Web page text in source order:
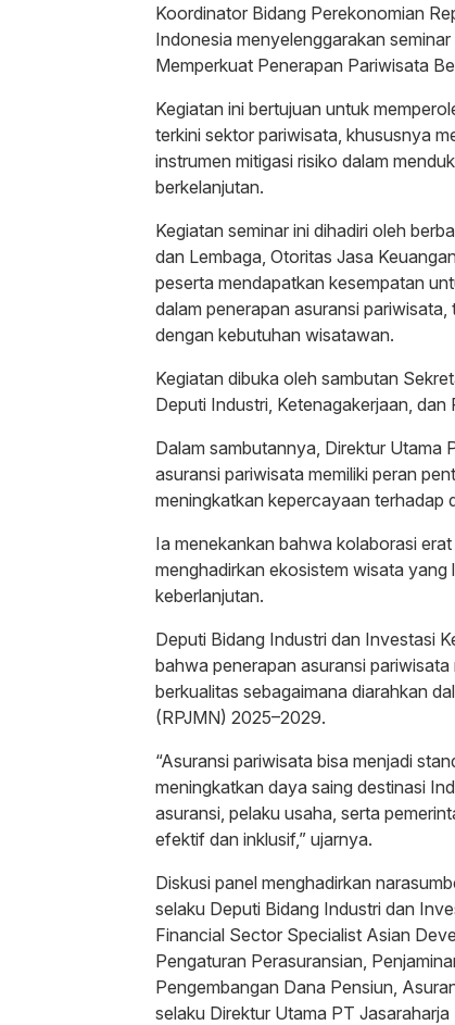
Koordinator Bidang Perekonomian
Indonesia menyelenggarakan
Memperkuat Penerapan Pariwisata
Kegiatan ini bertujuan untuk
terkini sektor pariwisata, khususnya
instrumen mitigasi risiko dalam
berkelanjutan.
Kegiatan seminar ini dihadiri oleh
dan Lembaga, Otoritas Jasa
peserta mendapatkan kesempatan
dalam penerapan asuransi
dengan kebutuhan wisatawan.
Kegiatan dibuka oleh sambutan
Deputi Industri, Ketenagakerjaan,
Dalam sambutannya, Direktur Utama
asuransi pariwisata memiliki peran
meningkatkan kepercayaan terhadap
Ia menekankan bahwa kolaborasi
menghadirkan ekosistem wisata
keberlanjutan.
Deputi Bidang Industri dan Investasi
bahwa penerapan asuransi
berkualitas sebagaimana diarahkan
(RPJMN) 2025–2029.
“Asuransi pariwisata bisa menjadi
meningkatkan daya saing destinasi
asuransi, pelaku usaha, serta
efektif dan inklusif,” ujarnya.
Diskusi panel menghadirkan
selaku Deputi Bidang Industri dan
Financial Sector Specialist Asian
Pengaturan Perasuransian,
Pengembangan Dana Pensiun,
selaku Direktur Utama PT Jasaraharja